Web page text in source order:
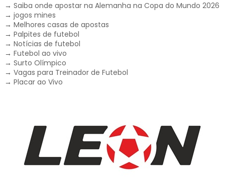
→ Saiba onde apostar na Alemanha na Copa do Mundo 2026
→ jogos mines
→ Melhores casas de apostas
→ Palpites de futebol
→ Notícias de futebol
→ Futebol ao vivo
→ Surto Olímpico
→ Vagas para Treinador de Futebol
→ Placar ao Vivo